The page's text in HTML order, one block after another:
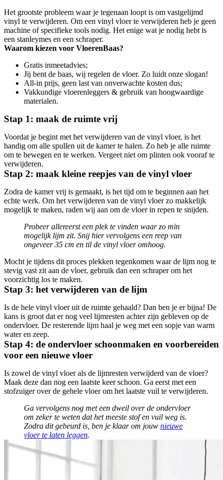
Het grootste probleem waar je tegenaan loopt is om vastgelijmd
vinyl te verwijderen. Om een vinyl vloer te verwijderen heb je geen
machine of specifieke tools nodig. Het enige wat je nodig hebt is
een stanleymes en een schraper.
Waarom kiezen voor VloerenBaas?
Gratis inmeetadvies;
Jij bent de baas, wij regelen de vloer. Zo luidt onze slogan!
All-in prijs, geen last van onverwachte kosten dus;
Vakkundige vloerenleggers & gebruik van hoogwaardige
materialen.
Stap 1: maak de ruimte vrij
Voordat je begint met het verwijderen van de vinyl vloer, is het
handig om alle spullen uit de kamer te halen. Zo heb je alle ruimte
om te bewegen en te werken. Vergeet niet om plinten ook vooraf te
verwijderen.
Stap 2: maak kleine reepjes van de vinyl vloer
Zodra de kamer vrij is gemaakt, is het tijd om te beginnen aan het
echte werk. Om het verwijderen van de vinyl vloer zo makkelijk
mogelijk te maken, raden wij aan om de vloer in repen te snijden.
Probeer allereerst een plek te vinden waar zo min
mogelijk lijm zit. Snij hier vervolgens een reep van
ongeveer 35 cm en til de vinyl vloer omhoog.
Mocht je tijdens dit proces plekken tegenkomen waar de lijm nog te
stevig vast zit aan de vloer, gebruik dan een schraper om het
voorzichtig los te maken.
Stap 3: het verwijderen van de lijm
Is de hele vinyl vloer uit de ruimte gehaald? Dan ben je er bijna! De
kans is groot dat er nog veel lijmresten achter zijn gebleven op de
ondervloer. De resterende lijm haal je weg met een sopje van warm
water en zeep.
Stap 4: de ondervloer schoonmaken en voorbereiden
voor een nieuwe vloer
Is zowel de vinyl vloer als de lijmresten verwijderd van de vloer?
Maak deze dan nog een laatste keer schoon. Ga eerst met een
stofzuiger over de gehele vloer om het laatste vuil te verwijderen.
Ga vervolgens nog met een dweil over de ondervloer
om zeker te weten dat het meeste stof en vuil weg is.
Zodra dit gebeurd is, ben je klaar om jouw nieuwe
vloer te laten leggen.